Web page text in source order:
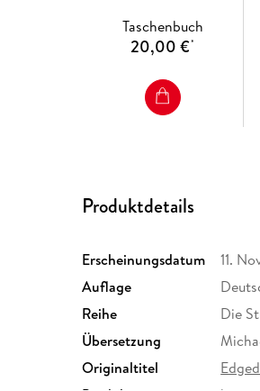
Taschenbuch
20,00 €*
Produktdetails
Erscheinungsdatum 11.
Auflage
Reihe
Die
Übersetzung
Originaltitel